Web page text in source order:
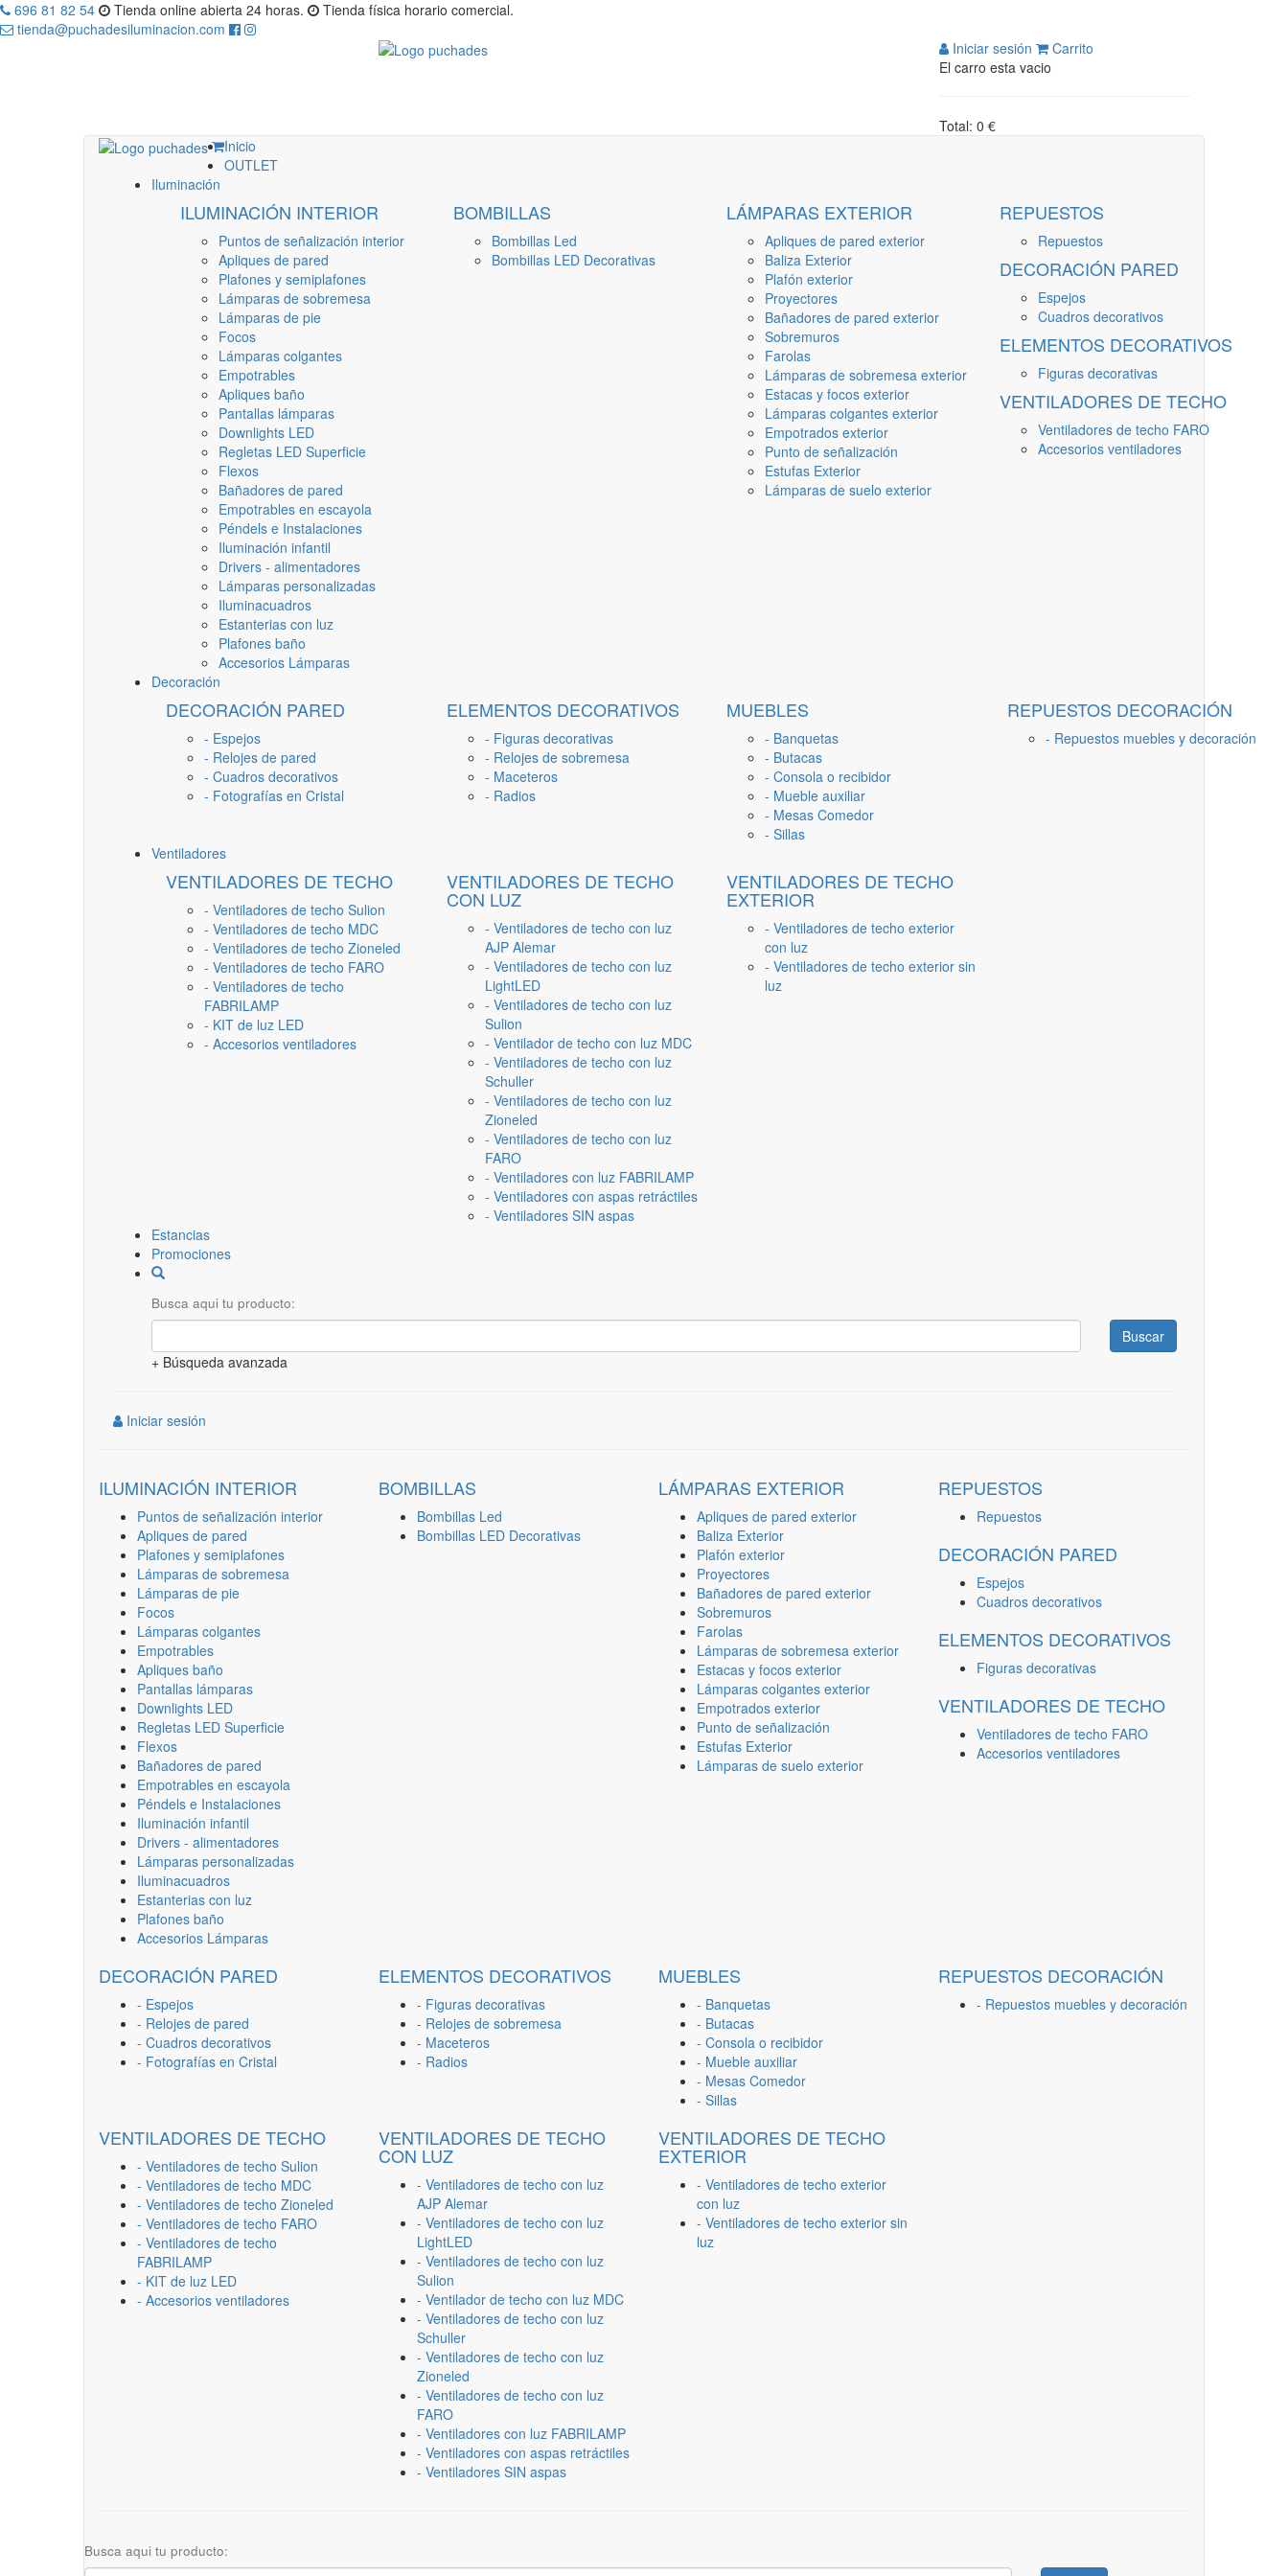
696 81 82 54 Tienda online abierta 24 horas.
Tienda física horario comercial.
tienda@puchadesiluminacion.com
Iniciar sesión
Carrito
El carro esta vacio
Total: 0 €
Inicio
OUTLET
Iluminación
ILUMINACIÓN INTERIOR
Puntos de señalización interior
Apliques de pared
Plafones y semiplafones
Lámparas de sobremesa
Lámparas de pie
Focos
Lámparas colgantes
Empotrables
Apliques baño
Pantallas lámparas
Downlights LED
Regletas LED Superficie
Flexos
Bañadores de pared
Empotrables en escayola
Péndels e Instalaciones
Iluminación infantil
Drivers - alimentadores
Lámparas personalizadas
Iluminacuadros
Estanterias con luz
Plafones baño
Accesorios Lámparas
BOMBILLAS
Bombillas Led
Bombillas LED Decorativas
LÁMPARAS EXTERIOR
Apliques de pared exterior
Baliza Exterior
Plafón exterior
Proyectores
Bañadores de pared exterior
Sobremuros
Farolas
Lámparas de sobremesa exterior
Estacas y focos exterior
Lámparas colgantes exterior
Empotrados exterior
Punto de señalización
Estufas Exterior
Lámparas de suelo exterior
REPUESTOS
Repuestos
DECORACIÓN PARED
Espejos
Cuadros decorativos
ELEMENTOS DECORATIVOS
Figuras decorativas
VENTILADORES DE TECHO
Ventiladores de techo FARO
Accesorios ventiladores
Decoración
DECORACIÓN PARED
- Espejos
- Relojes de pared
- Cuadros decorativos
- Fotografías en Cristal
ELEMENTOS DECORATIVOS
- Figuras decorativas
- Relojes de sobremesa
- Maceteros
- Radios
MUEBLES
- Banquetas
- Butacas
- Consola o recibidor
- Mueble auxiliar
- Mesas Comedor
- Sillas
REPUESTOS DECORACIÓN
- Repuestos muebles y decoración
Ventiladores
VENTILADORES DE TECHO
- Ventiladores de techo Sulion
- Ventiladores de techo MDC
- Ventiladores de techo Zioneled
- Ventiladores de techo FARO
- Ventiladores de techo
FABRILAMP
- KIT de luz LED
- Accesorios ventiladores
VENTILADORES DE TECHO
CON LUZ
- Ventiladores de techo con luz
AJP Alemar
- Ventiladores de techo con luz
LightLED
- Ventiladores de techo con luz
Sulion
- Ventilador de techo con luz MDC
- Ventiladores de techo con luz
Schuller
- Ventiladores de techo con luz
Zioneled
- Ventiladores de techo con luz
FARO
- Ventiladores con luz FABRILAMP
- Ventiladores con aspas retráctiles
- Ventiladores SIN aspas
VENTILADORES DE TECHO
EXTERIOR
- Ventiladores de techo exterior
con luz
- Ventiladores de techo exterior sin
luz
Estancias
Promociones
Busca aqui tu producto:
Buscar
+ Búsqueda avanzada
Iniciar sesión
ILUMINACIÓN INTERIOR
Puntos de señalización interior
Apliques de pared
Plafones y semiplafones
Lámparas de sobremesa
Lámparas de pie
Focos
Lámparas colgantes
Empotrables
Apliques baño
Pantallas lámparas
Downlights LED
Regletas LED Superficie
Flexos
Bañadores de pared
Empotrables en escayola
Péndels e Instalaciones
Iluminación infantil
Drivers - alimentadores
Lámparas personalizadas
Iluminacuadros
Estanterias con luz
Plafones baño
Accesorios Lámparas
BOMBILLAS
Bombillas Led
Bombillas LED Decorativas
LÁMPARAS EXTERIOR
Apliques de pared exterior
Baliza Exterior
Plafón exterior
Proyectores
Bañadores de pared exterior
Sobremuros
Farolas
Lámparas de sobremesa exterior
Estacas y focos exterior
Lámparas colgantes exterior
Empotrados exterior
Punto de señalización
Estufas Exterior
Lámparas de suelo exterior
REPUESTOS
Repuestos
DECORACIÓN PARED
Espejos
Cuadros decorativos
ELEMENTOS DECORATIVOS
Figuras decorativas
VENTILADORES DE TECHO
Ventiladores de techo FARO
Accesorios ventiladores
DECORACIÓN PARED
- Espejos
- Relojes de pared
- Cuadros decorativos
- Fotografías en Cristal
ELEMENTOS DECORATIVOS
- Figuras decorativas
- Relojes de sobremesa
- Maceteros
- Radios
MUEBLES
- Banquetas
- Butacas
- Consola o recibidor
- Mueble auxiliar
- Mesas Comedor
- Sillas
REPUESTOS DECORACIÓN
- Repuestos muebles y decoración
VENTILADORES DE TECHO
- Ventiladores de techo Sulion
- Ventiladores de techo MDC
- Ventiladores de techo Zioneled
- Ventiladores de techo FARO
- Ventiladores de techo
FABRILAMP
- KIT de luz LED
- Accesorios ventiladores
VENTILADORES DE TECHO
CON LUZ
- Ventiladores de techo con luz
AJP Alemar
- Ventiladores de techo con luz
LightLED
- Ventiladores de techo con luz
Sulion
- Ventilador de techo con luz MDC
- Ventiladores de techo con luz
Schuller
- Ventiladores de techo con luz
Zioneled
- Ventiladores de techo con luz
FARO
- Ventiladores con luz FABRILAMP
- Ventiladores con aspas retráctiles
- Ventiladores SIN aspas
VENTILADORES DE TECHO
EXTERIOR
- Ventiladores de techo exterior
con luz
- Ventiladores de techo exterior sin
luz
Busca aqui tu producto: